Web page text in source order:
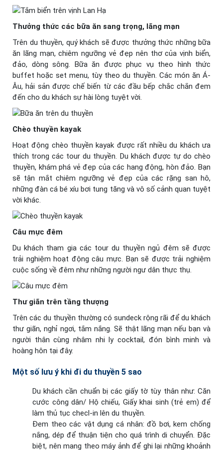
Thưởng thức các bữa ăn sang trọng, lãng mạn
Trên du thuyền, quý khách sẽ được thưởng thức những bữa
ăn lãng mạn, chiêm ngưỡng vẻ đẹp nên thơ của vịnh biển,
đảo, dòng sông. Bữa ăn được phục vụ theo hình thức
buffet hoặc set menu, tùy theo du thuyền. Các món ăn Á-
Âu, hải sản được chế biến từ các đầu bếp chắc chắn đem
đến cho du khách sự hài lòng tuyệt vời.
Chèo thuyền kayak
Hoạt động chèo thuyền kayak được rất nhiều du khách ưa
thích trong các tour du thuyền. Du khách được tự do chèo
thuyền, khám phá vẻ đẹp của các hang động, hòn đảo. Bạn
sẽ tận mắt chiêm ngưỡng vẻ đẹp của các rặng san hô,
những đàn cá bé xíu bơi tung tăng và vô số cảnh quan tuyệt
vời khác.
Câu mực đêm
Du khách tham gia các tour du thuyền ngủ đêm sẽ được
trải nghiệm hoạt động câu mực. Bạn sẽ được trải nghiệm
cuộc sống về đêm như những người ngư dân thực thụ.
Thư giãn trên tầng thượng
Trên các du thuyền thường có sundeck rộng rãi để du khách
thư giãn, nghỉ ngơi, tắm nắng. Sẽ thật lãng mạn nếu bạn và
người thân cùng nhâm nhi ly cocktail, đón bình minh và
hoàng hôn tại đây.
Một số lưu ý khi đi du thuyền 5 sao
Du khách cần chuẩn bị các giấy tờ tùy thân như: Căn
cước công dân/ Hộ chiếu, Giấy khai sinh (trẻ em) để
làm thủ tục checl-in lên du thuyền.
Đem theo các vật dụng cá nhân: đồ bơi, kem chống
nắng, dép để thuận tiện cho quá trình di chuyển. Đặc
biệt, nên mang theo máy ảnh để ghi lại những khoảnh